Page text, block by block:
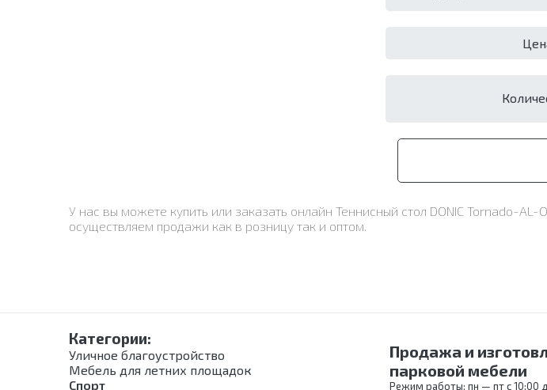
У нас вы можете купить или заказать онлайн Теннисный стол DONIC Tornado-
осуществляем продажи как в розницу так и оптом.
Категории:
Уличное благоустройство
Мебель для летних площадок
Спорт
Продажа и
парковой мебели
Режим работы: пн — пт с 10:00